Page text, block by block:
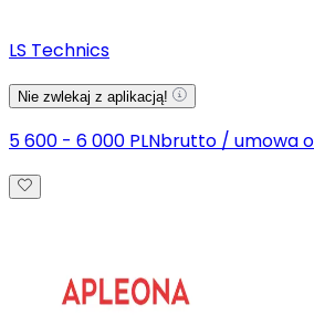
LS Technics
Nie zwlekaj z aplikacją!
5 600 - 6 000 PLNbrutto / umowa